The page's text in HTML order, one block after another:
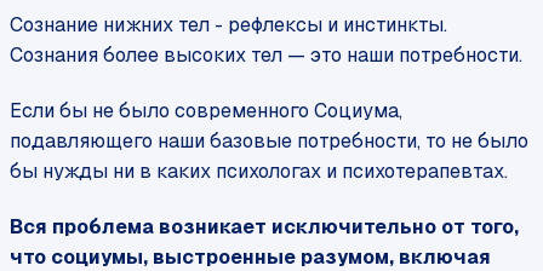
Сознание нижних тел - рефлексы и инстинкты.
Сознания более высоких тел — это наши потребности.
Если бы не было современного Социума,
подавляющего наши базовые потребности, то не было
бы нужды ни в каких психологах и психотерапевтах.
Вся проблема возникает исключительно от того,
что социумы, выстроенные разумом, включая